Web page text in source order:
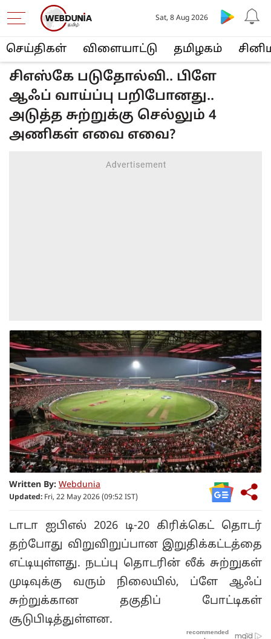
செய்திகள் விளையா‌ட்டு த‌மிழக‌ம்
Sat, 8 Aug 2026
சிஎஸ்கே படுதோல்வி.. பிளே
ஆஃப் வாய்ப்பு பறிபோனது..
அடுத்த சுற்றுக்கு செல்லும் 4
அணிகள் எவை எவை?
Written By: Webdunia
Updated: Fri, 22 May 2026 (09:52 IST)
டாடா ஐபிஎல் 2026 டி-20 கிரிக்கெட் தொடர்
தற்போது விறுவிறுப்பான இறுதிக்கட்டத்தை
எட்டியுள்ளது. நடப்பு தொடரின் லீக் சுற்றுகள்
முடிவுக்கு வரும் நிலையில், ப்ளே ஆஃப்
சுற்றுக்கான தகுதிப் போட்டிகள்
சூடுபிடித்துள்ளன.